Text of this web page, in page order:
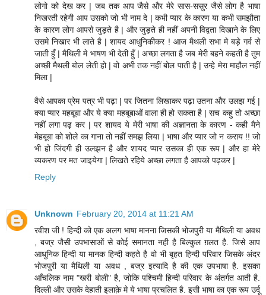
लोगो को देख कर | जब तक आप जैसे और मेरे सास-ससुर जैसे लोग है भाषा
निखरती रहेगी आप उसको जो भी नाम दे | कभी प्यार के कारण या कभी समझौता
के कारण लोग आपसे जुड़ते है | और जुड़ते ही नहीं अपनी विद्वता दिखाने के लिए
उसमे निखार भी लाते है | शायद आधुनिकीकर ! आज मैथली सभा मे बड़े गर्व से
जाती हुँ | मैथिली मे भाषण भी देती हुँ | अच्छा लगता है जब मेरी बहने कहती है तुम
अच्छी मैथली बोल लेती हो | वो अभी तक नहीं बोल पाती है | उन्हे मेरा माहौल नहीं
मिला |
वैसे आपका प्रेम पत्र भी पढ़ा | पर जितना लिखाकर पढ़ा उतना और उलझ गई |
क्या प्यार महबूबा और ये क्या महबूबाओं वाला ही हो सकता है | सच कहु तो अच्छा
नहीं लगा पढ़ कर | पर शायद ये मेरी भाषा की अज्ञानता के कारण - कही मैने
मेहबूबा को शोले का गाना तो नहीं समझ लिया | भाषा और प्यार जो न कराय !! जो
भी हो जिंदगी ही उलझन है और शायद प्यार उसका ही एक रूप | और हा मेरे
व्यकरण पर मत जाइयेगा | लिखते रहिये अच्छा लगता है आपको पढ़कर |
Reply
Unknown February 20, 2014 at 11:21 AM
रवीश जी ! हिन्दी को एक अलग भाषा मानना जिसकी भोजपुरी या मैथिली या अवध
, बज्र जैसी उपभासाओं से कोई समानता नही है बिल्कुल ग़लत है. जिसे आप
आधुनिक हिन्दी या मानक हिन्दी कहते है वो भी बृहत हिन्दी परिवार जिसके अंदर
भोजपुरी या मैथिली या अवध , बज्र इत्यादि है की एक उपभाषा है. इसका
आँचलिक नाम "खरी बोली" है, जोकि पश्चिमी हिन्दी परिवार के अंतर्गत आती है.
दिल्ली और उसके देहाती इलाक़े मे ये भाषा प्रचलित है. इसी भाषा का एक रूप उर्दू